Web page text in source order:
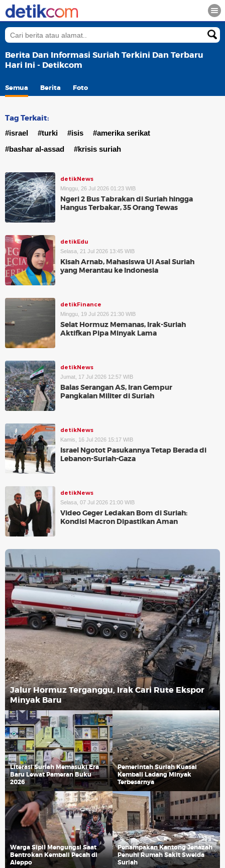
Berita Dan Informasi Suriah Terkini Dan Terbaru
Hari Ini - Detikcom
Semua Berita Foto
Tag Terkait:
#israel #turki #isis
#amerika serikat
#bashar al-assad
#krisis suriah
detikNews
Minggu, 26 Jul 2026 01:23 WIB
Ngeri 2 Bus Tabrakan di Suriah hingga
Hangus Terbakar, 35 Orang Tewas
detikEdu
Selasa, 21 Jul 2026 13:45 WIB
Kisah Arnab, Mahasiswa UI Asal Suriah
yang Merantau ke Indonesia
detikFinance
Minggu, 19 Jul 2026 21:30 WIB
Selat Hormuz Memanas, Irak-Suriah
Aktifkan Pipa Minyak Lama
detikNews
Jumat, 17 Jul 2026 12:57 WIB
Balas Serangan AS, Iran Gempur
Pangkalan Militer di Suriah
detikNews
Kamis, 16 Jul 2026 15:17 WIB
Israel Ngotot Pasukannya Tetap Berada di
Lebanon-Suriah-Gaza
detikNews
Selasa, 07 Jul 2026 21:00 WIB
Video Geger Ledakan Bom di Suriah:
Kondisi Macron Dipastikan Aman
Jalur Hormuz Terganggu, Irak Cari Rute Ekspor
Minyak Baru
Literasi Suriah Memasuki Era
Baru Lewat Pameran Buku
2026
Pemerintah Suriah Kuasai
Kembali Ladang Minyak
Terbesarnya
Warga Sipil Mengungsi Saat
Bentrokan Kembali Pecah di
Aleppo
Penampakan Kantong Jenazah
Penuhi Rumah Sakit Sweida
Suriah